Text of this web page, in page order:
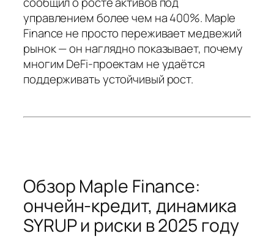
управлением более чем на 400%. Maple
Finance не просто переживает медвежий
рынок — он наглядно показывает, почему
многим DeFi‑проектам не удаётся
поддерживать устойчивый рост.
Обзор Maple Finance:
ончейн‑кредит, динамика
SYRUP и риски в 2025 году